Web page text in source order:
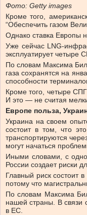
Фото: Getty images
Кроме того,
“Обеспечить газом
Однако ставка Европы
Уже сейчас LNG-
эксплуатирует четыре
По словам Максима
газа сохранятся на
способности
Кроме того, четыре
И это — не считая
Европе польза,
Украина на своем
состоит в том, что
транспортируются
могут начаться
Иными словами, с
России создает риски
Главный риск состоит
потому что
По словам Максима
нашей страны. В связи
в ЕС.